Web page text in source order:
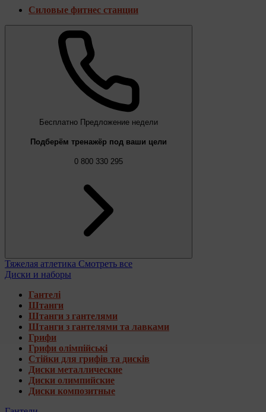
Силовые фитнес станции
Бесплатно Предложение недели
Подберём тренажёр под ваши цели
0 800 330 295
Тяжелая атлетика Смотреть все
Диски и наборы
Гантелі
Штанги
Штанги з гантелями
Штанги з гантелями та лавками
Грифи
Грифи олімпійські
Стійки для грифів та дисків
Диски металлические
Диски олимпийские
Диски композитные